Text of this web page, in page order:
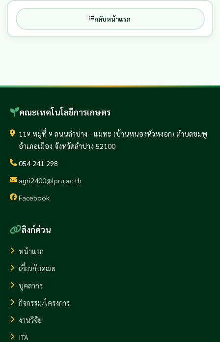
กลับหน้าแรก
คณะเทคโนโลยีการเกษตร
119 หมู่ที่ 9 ถนนลำปาง - แม่ทะ (บ้านหนองหัวหงอก) ตำบลชมพู
อำเภอเมือง จังหวัดลำปาง 52100
054 241 298
agri2400@lpru.ac.th
Facebook
ลิงก์ด่วน
หน้าแรก
เกี่ยวกับคณะ
บุคลากร
กิจกรรม/โครงการ
งานวิจัย
ITA